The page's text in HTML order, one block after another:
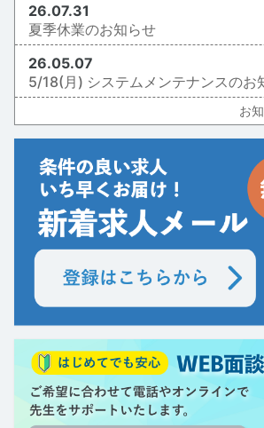
26.07.31
夏季休業のお知らせ
26.05.07
5/18(月) システムメンテナンスのお
お